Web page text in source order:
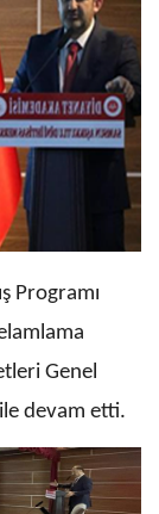
Programı
Genel
devam etti.